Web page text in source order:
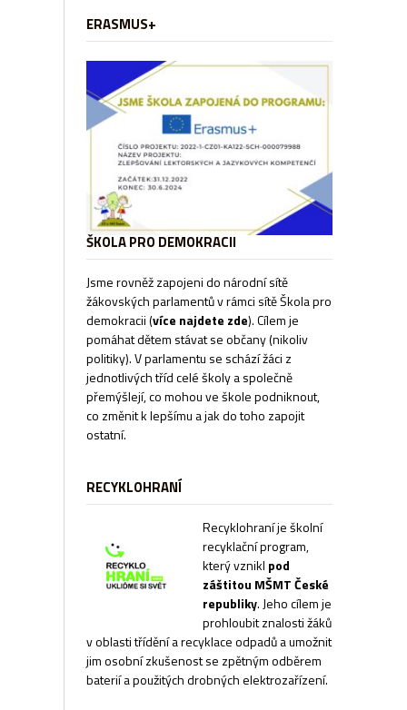
ERASMUS+
ŠKOLA PRO DEMOKRACII
Jsme rovněž zapojeni do národní sítě
žákovských parlamentů v rámci sítěŠkola pro
demokracii(více najdete zde). Cílem je
pomáhat dětem stávat se občany (nikoliv
politiky). V parlamentu se schází žáci z
jednotlivých tříd celé školy a společně
přemýšlejí, co mohou ve škole podniknout,
co změnit k lepšímu a jak do toho zapojit
ostatní.
RECYKLOHRANÍ
Recyklohraní je školní
recyklační program,
který vznikl pod
záštitou MŠMT České
republiky. Jeho cílem je
prohloubit znalosti žáků
v oblasti třídění a recyklace odpadů a umožnit
jim osobní zkušenost se zpětným odběrem
baterií a použitých drobných elektrozařízení.